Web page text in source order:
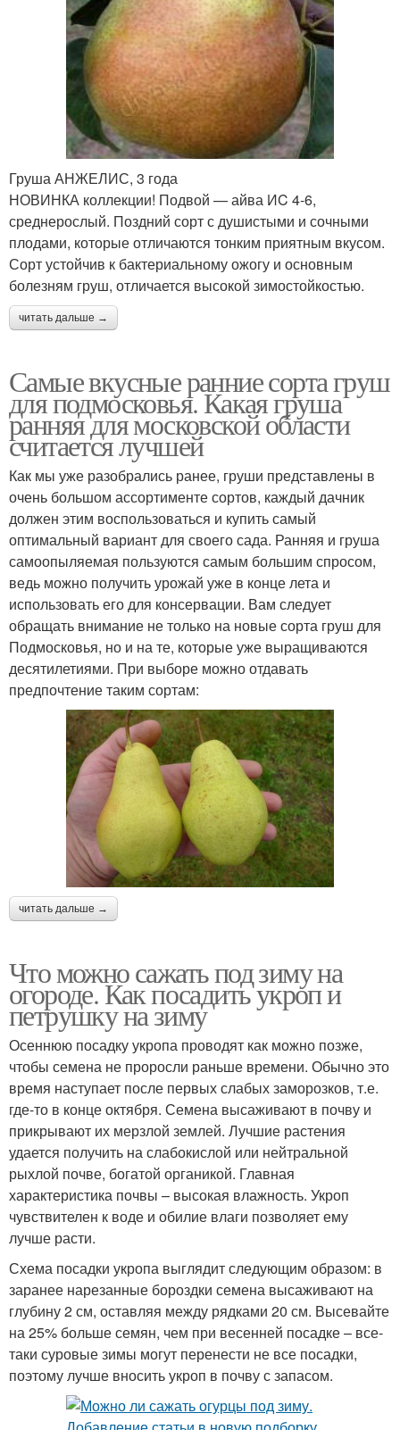
Груша АНЖЕЛИС, 3 года
НОВИНКА коллекции! Подвой — айва ИC 4-6,
среднерослый. Поздний сорт с душистыми и сочными
плодами, которые отличаются тонким приятным вкусом.
Сорт устойчив к бактериальному ожогу и основным
болезням груш, отличается высокой зимостойкостью.
читать дальше →
Самые вкусные ранние сорта груш
для подмосковья. Какая груша
ранняя для московской области
считается лучшей
Как мы уже разобрались ранее, груши представлены в
очень большом ассортименте сортов, каждый дачник
должен этим воспользоваться и купить самый
оптимальный вариант для своего сада. Ранняя и груша
самоопыляемая пользуются самым большим спросом,
ведь можно получить урожай уже в конце лета и
использовать его для консервации. Вам следует
обращать внимание не только на новые сорта груш для
Подмосковья, но и на те, которые уже выращиваются
десятилетиями. При выборе можно отдавать
предпочтение таким сортам:
читать дальше →
Что можно сажать под зиму на
огороде. Как посадить укроп и
петрушку на зиму
Осеннюю посадку укропа проводят как можно позже,
чтобы семена не проросли раньше времени. Обычно это
время наступает после первых слабых заморозков, т.е.
где-то в конце октября. Семена высаживают в почву и
прикрывают их мерзлой землей. Лучшие растения
удается получить на слабокислой или нейтральной
рыхлой почве, богатой органикой. Главная
характеристика почвы – высокая влажность. Укроп
чувствителен к воде и обилие влаги позволяет ему
лучше расти.
Схема посадки укропа выглядит следующим образом: в
заранее нарезанные бороздки семена высаживают на
глубину 2 см, оставляя между рядками 20 см. Высевайте
на 25% больше семян, чем при весенней посадке – все-
таки суровые зимы могут перенести не все посадки,
поэтому лучше вносить укроп в почву с запасом.